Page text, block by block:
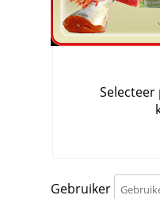
Gebruiker